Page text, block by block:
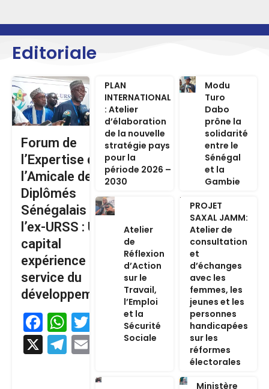
Editoriale
Forum de
l’Expertise de
l’Amicale des
Diplômés
Sénégalais de
l’ex-URSS : Un
capital
expérience au
service du
développement
Facebook
WhatsApp
Twitter
X
Telegram
Email
PLAN
INTERNATIONAL
: Atelier
d’élaboration
de la nouvelle
stratégie pays
pour la
période 2026 –
2030
Modu
Turo
Dabo
prône la
solidarité
entre le
Sénégal
et la
Gambie
Atelier
de
Réflexion
d’Action
sur le
Travail,
l’Emploi
et la
Sécurité
Sociale
PROJET
SAXAL JAMM:
Atelier de
consultation
et
d’échanges
avec les
femmes, les
jeunes et les
personnes
handicapées
sur les
réformes
électorales
Ministère